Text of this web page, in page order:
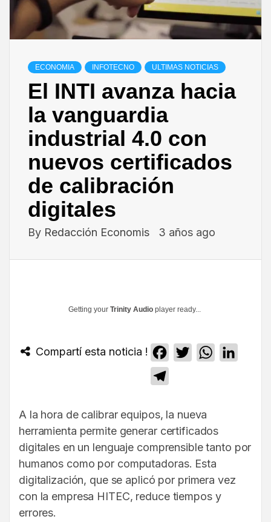
ECONOMIA INFOTECNO ULTIMAS NOTICIAS
El INTI avanza hacia
la vanguardia
industrial 4.0 con
nuevos certificados
de calibración
digitales
By Redacción Economis 3 años ago
Getting your Trinity Audio player ready...
Compartí esta noticia ! Facebook
TwitterWhatsApp
A la hora de calibrar equipos, la nueva
herramienta permite generar certificados
digitales en un lenguaje comprensible tanto por
humanos como por computadoras. Esta
digitalización, que se aplicó por primera vez
con la empresa HITEC, reduce tiempos y
errores.